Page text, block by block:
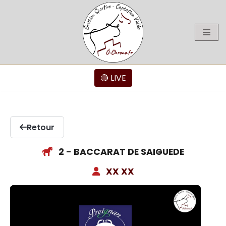
🔴 LIVE
Retour
2 - BACCARAT DE SAIGUEDE
XX XX